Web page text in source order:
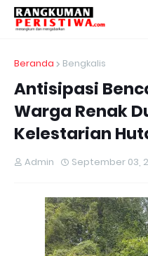
Beranda Bengkalis
Antisipasi
Warga Renak
Kelestarian
Admin September 03,